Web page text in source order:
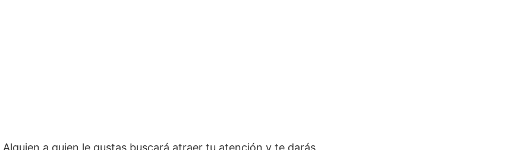
Alguien a quien le gustas buscará atraer tu atención y te darás